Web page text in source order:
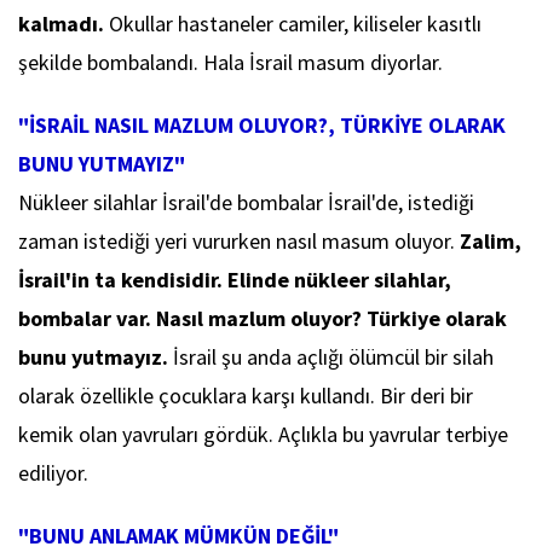
kalmadı. Okullar hastaneler camiler, kiliseler kasıtlı
şekilde bombalandı. Hala İsrail masum diyorlar.
"İSRAİL NASIL MAZLUM OLUYOR?, TÜRKİYE OLARAK
BUNU YUTMAYIZ"
Nükleer silahlar İsrail'de bombalar İsrail'de, istediği
zaman istediği yeri vururken nasıl masum oluyor. Zalim,
İsrail'in ta kendisidir. Elinde nükleer silahlar,
bombalar var. Nasıl mazlum oluyor? Türkiye olarak
bunu yutmayız. İsrail şu anda açlığı ölümcül bir silah
olarak özellikle çocuklara karşı kullandı. Bir deri bir
kemik olan yavruları gördük. Açlıkla bu yavrular terbiye
ediliyor.
"BUNU ANLAMAK MÜMKÜN DEĞİL"